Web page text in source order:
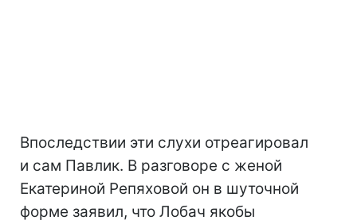
Впоследствии эти слухи отреагировал
и сам Павлик. В разговоре с женой
Екатериной Репяховой он в шуточной
форме заявил, что Лобач якобы